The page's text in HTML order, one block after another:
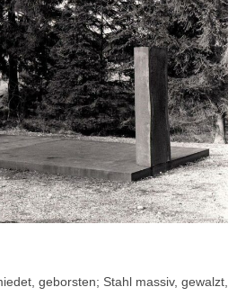
geborsten; Stahl massiv, gewalzt,